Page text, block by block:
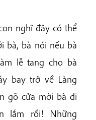
nghĩ đây có thể
bà, bà nói nếu bà
lễ tang cho bà
bay trở về Làng
gõ cửa mời bà đi
lắm rồi! Những